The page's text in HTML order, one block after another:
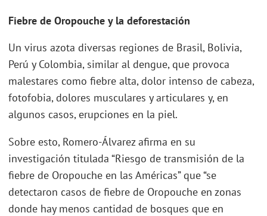
Fiebre de Oropouche y la deforestación
Un virus azota diversas regiones de Brasil, Bolivia,
Perú y Colombia, similar al dengue, que provoca
malestares como fiebre alta, dolor intenso de cabeza,
fotofobia, dolores musculares y articulares y, en
algunos casos, erupciones en la piel.
Sobre esto, Romero-Álvarez afirma en su
investigación titulada “Riesgo de transmisión de la
fiebre de Oropouche en las Américas” que “se
detectaron casos de fiebre de Oropouche en zonas
donde hay menos cantidad de bosques que en